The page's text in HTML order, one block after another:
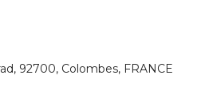
92700, Colombes, FRANCE